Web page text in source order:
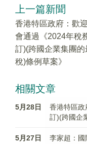
上一篇新聞
香港特區政府：歡
會通過《2024年稅
訂)(跨國企業集團的
稅)條例草案》
相關文章
5月28日
香港特區
訂)(跨國企
5月27日
李家超：